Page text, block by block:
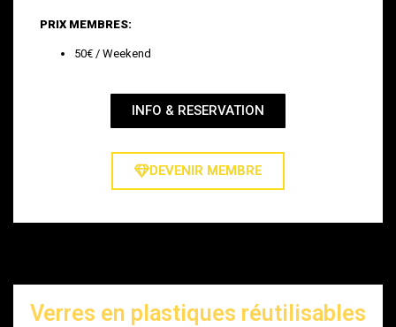
PRIX MEMBRES:
50€ / Weekend
INFO & RESERVATION
DEVENIR MEMBRE
Verres en plastiques réutilisables